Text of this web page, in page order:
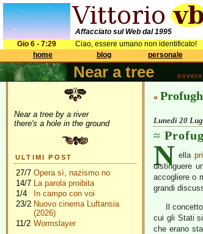
Affacciato sul Web dal 1995
Gio 6 - 7:29
Ciao, essere umano non identificato!
home
blog personale
Near a tree
Near a tree by a river
there's a hole in the ground
ULTIMI POST
27/7 Opera sì, nazismo no
14/7 La parola proibita
1/4
In campo con voi
23/2 Nuovo cinema Luftansia
(2026)
11/2 Wormslayer
«
Lunedì 20
N ella
distinguere
accogliere o
grandi
Il
cui gli Stati
che erano